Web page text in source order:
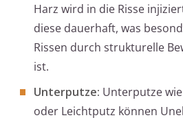
Harz wird in die Risse
diese dauerhaft, was
Rissen durch strukturelle
ist.
Unterputze: Unterputze
oder Leichtputz können